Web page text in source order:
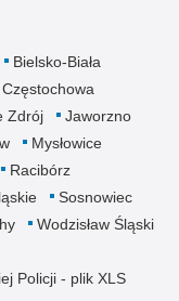
Bielsko-Biała
Częstochowa
Zdrój
Jaworzno
Mysłowice
Racibórz
Sosnowiec
Wodzisław Śląski
Policji - plik XLS